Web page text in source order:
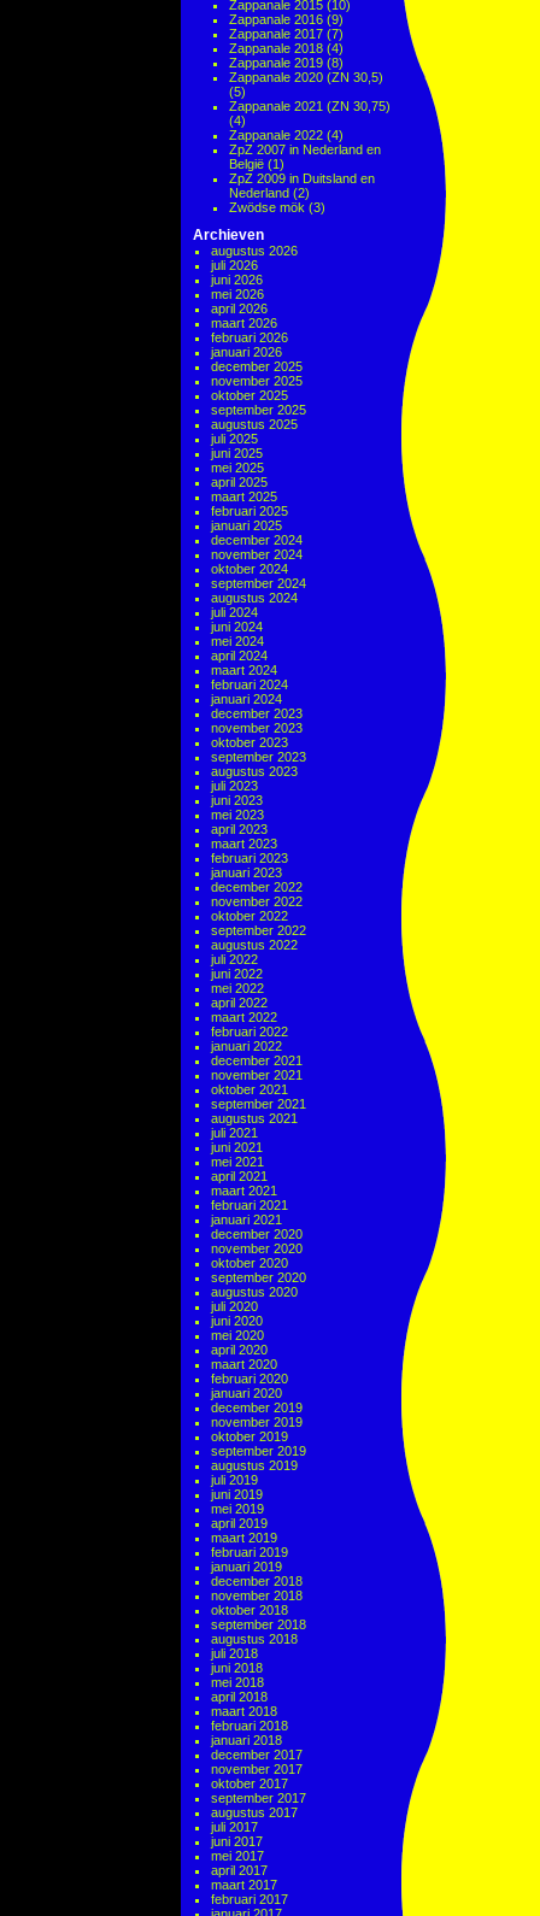
Zappanale 2015 (10)
Zappanale 2016 (9)
Zappanale 2017 (7)
Zappanale 2018 (4)
Zappanale 2019 (8)
Zappanale 2020 (ZN 30,5)
(5)
Zappanale 2021 (ZN 30,75)
(4)
Zappanale 2022 (4)
ZpZ 2007 in Nederland en
België (1)
ZpZ 2009 in Duitsland en
Nederland (2)
Zwödse mök (3)
Archieven
augustus 2026
juli 2026
juni 2026
mei 2026
april 2026
maart 2026
februari 2026
januari 2026
december 2025
november 2025
oktober 2025
september 2025
augustus 2025
juli 2025
juni 2025
mei 2025
april 2025
maart 2025
februari 2025
januari 2025
december 2024
november 2024
oktober 2024
september 2024
augustus 2024
juli 2024
juni 2024
mei 2024
april 2024
maart 2024
februari 2024
januari 2024
december 2023
november 2023
oktober 2023
september 2023
augustus 2023
juli 2023
juni 2023
mei 2023
april 2023
maart 2023
februari 2023
januari 2023
december 2022
november 2022
oktober 2022
september 2022
augustus 2022
juli 2022
juni 2022
mei 2022
april 2022
maart 2022
februari 2022
januari 2022
december 2021
november 2021
oktober 2021
september 2021
augustus 2021
juli 2021
juni 2021
mei 2021
april 2021
maart 2021
februari 2021
januari 2021
december 2020
november 2020
oktober 2020
september 2020
augustus 2020
juli 2020
juni 2020
mei 2020
april 2020
maart 2020
februari 2020
januari 2020
december 2019
november 2019
oktober 2019
september 2019
augustus 2019
juli 2019
juni 2019
mei 2019
april 2019
maart 2019
februari 2019
januari 2019
december 2018
november 2018
oktober 2018
september 2018
augustus 2018
juli 2018
juni 2018
mei 2018
april 2018
maart 2018
februari 2018
januari 2018
december 2017
november 2017
oktober 2017
september 2017
augustus 2017
juli 2017
juni 2017
mei 2017
april 2017
maart 2017
februari 2017